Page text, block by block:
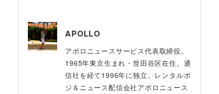
APOLLO
アポロニュースサービス代表取締役。
1965年東京生まれ・世田谷区在住。通
信社を経て1996年に独立、レンタルポ
ジ＆ニュース配信会社アポロニュース